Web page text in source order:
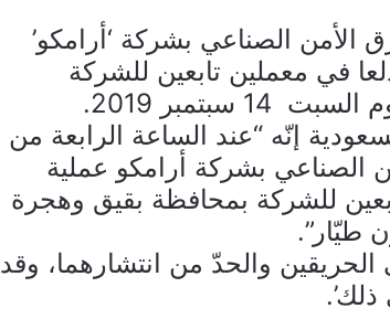
الأمن الصناعي بشركة ‘أرامكو’
في معملين تابعين للشركة
2019.
إنّه “عند الساعة الرابعة من
الصناعي بشركة أرامكو عملية
للشركة بمحافظة بقيق وهجرة
طيّار”.
والحدّ من انتشارهما، وقد